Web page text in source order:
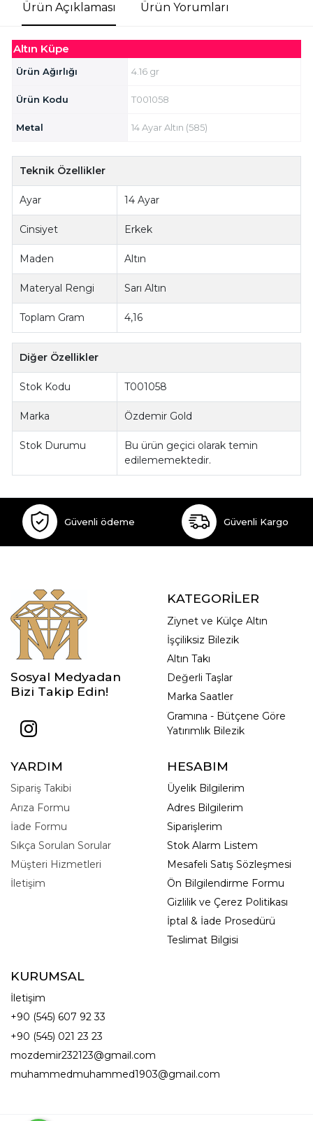
Ürün Açıklaması Ürün Yorumları
Altın Küpe
Ürün Ağırlığı 4.16 gr
Ürün Kodu T001058
Metal 14 Ayar Altın (585)
Teknik Özellikler
Ayar 14 Ayar
Cinsiyet Erkek
Maden Altın
Materyal Rengi Sarı Altın
Toplam Gram 4,16
Diğer Özellikler
Stok Kodu T001058
Marka Özdemir Gold
Stok Durumu
Bu ürün geçici olarak temin
edilememektedir.
Güvenli ödeme Güvenli Kargo
Sosyal Medyadan
Bizi Takip Edin!
KATEGORİLER
Ziynet ve Külçe Altın
İşçiliksiz Bilezik
Altın Takı
Değerli Taşlar
Marka Saatler
Gramına - Bütçene Göre
Yatırımlık Bilezik
YARDIM
Sipariş Takibi
Arıza Formu
İade Formu
Sıkça Sorulan Sorular
Müşteri Hizmetleri
İletişim
HESABIM
Üyelik Bilgilerim
Adres Bilgilerim
Siparişlerim
Stok Alarm Listem
Mesafeli Satış Sözleşmesi
Ön Bilgilendirme Formu
Gizlilik ve Çerez Politikası
İptal & İade Prosedürü
Teslimat Bilgisi
KURUMSAL
İletişim
+90 (545) 607 92 33
+90 (545) 021 23 23
mozdemir232123@gmail.com
muhammedmuhammed1903@gmail.com